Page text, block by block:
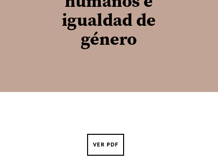
igualdad de
género
VER PDF